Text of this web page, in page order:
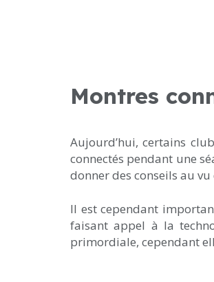
Montres
Aujourd’hui, certains
connectés pendant une
donner des conseils au vu
Il est cependant
faisant appel à la
primordiale, cependant